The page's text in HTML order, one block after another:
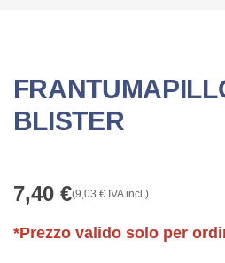
BLISTER
7,40 €(9,03 €IVA incl.)
*Prezzo valido solo per